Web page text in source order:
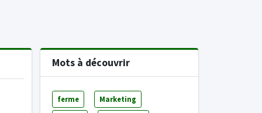
Mots à découvrir
ferme Marketing